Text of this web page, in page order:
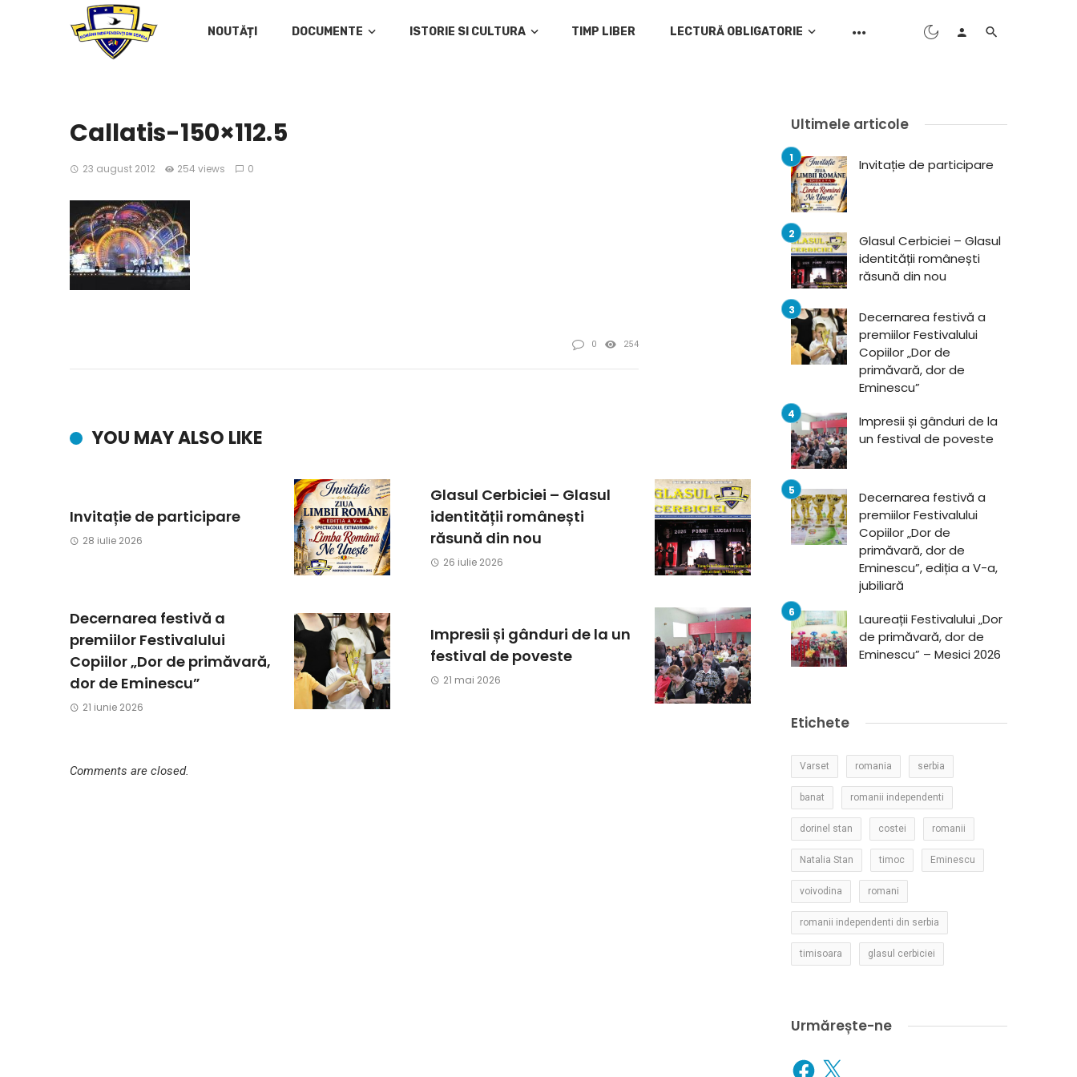
NOUTĂȚI DOCUMENTE ISTORIE SI CULTURA TIMP LIBER LECTURĂ OBLIGATORIE
Callatis-150×112.5
23 august 2012 254 views 0
0 254
YOU MAY ALSO LIKE
Invitație de participare
28 iulie 2026
Glasul Cerbiciei – Glasul
identității românești
răsună din nou
26 iulie 2026
Decernarea festivă a
premiilor Festivalului
Copiilor „Dor de primăvară,
dor de Eminescu”
21 iunie 2026
Impresii și gânduri de la un
festival de poveste
21 mai 2026
Comments are closed.
Ultimele articole
Invitație de participare
Glasul Cerbiciei – Glasul
identității românești
răsună din nou
Decernarea festivă a
premiilor Festivalului
Copiilor „Dor de
primăvară, dor de
Eminescu”
Impresii și gânduri de la
un festival de poveste
Decernarea festivă a
premiilor Festivalului
Copiilor „Dor de
primăvară, dor de
Eminescu”, ediția a V-a,
jubiliară
Laureații Festivalului „Dor
de primăvară, dor de
Eminescu” – Mesici 2026
Etichete
Varset romania serbia
banat romanii independenti
dorinel stan costei romanii
Natalia Stan timoc Eminescu
voivodina romani
romanii independenti din serbia
timisoara glasul cerbiciei
Urmărește-ne
Facebook
X